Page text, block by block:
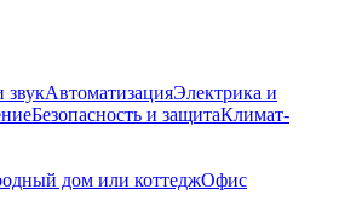
звукАвтоматизацияЭлектрика и
Безопасность и защитаКлимат-
дом или коттеджОфис